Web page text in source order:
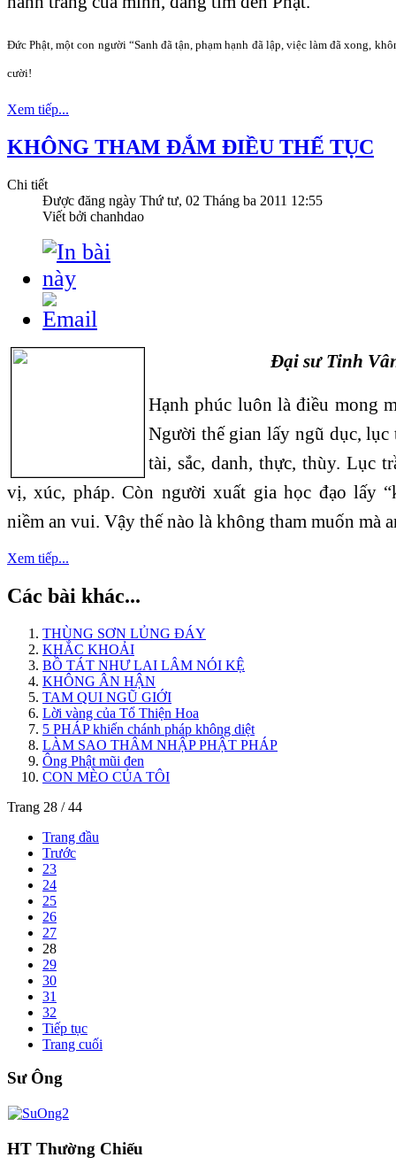
Đức Phật, một con người “Sanh đã tận, phạm hạnh đã lập, việc làm đã xong,
cười!
Xem tiếp...
KHÔNG THAM ĐẮM ĐIỀU THẾ TỤC
Chi tiết
Được đăng ngày Thứ tư, 02 Tháng ba 2011 12:55
Viết bởi chanhdao
Đại sư Tinh
Hạnh phúc luôn là điều mong
Người thế gian lấy ngũ dục,
tài, sắc, danh, thực, thùy. Lục
vị, xúc, pháp. Còn người xuất gia học đạo lấy
niềm an vui. Vậy thế nào là không tham muốn mà
Xem tiếp...
Các bài khác...
THÙNG SƠN LỦNG ĐÁY
KHẮC KHOẢI
BỒ TÁT NHƯ LAI LÂM NÓI KỆ
KHÔNG ÂN HẬN
TAM QUI NGŨ GIỚI
Lời vàng của Tổ Thiện Hoa
5 PHÁP khiến chánh pháp không diệt
LÀM SAO THÂM NHẬP PHẬT PHÁP
Ông Phật mũi đen
CON MÈO CỦA TÔI
Trang 28 / 44
Trang đầu
Trước
23
24
25
26
27
28
29
30
31
32
Tiếp tục
Trang cuối
Sư Ông
HT Thường Chiếu